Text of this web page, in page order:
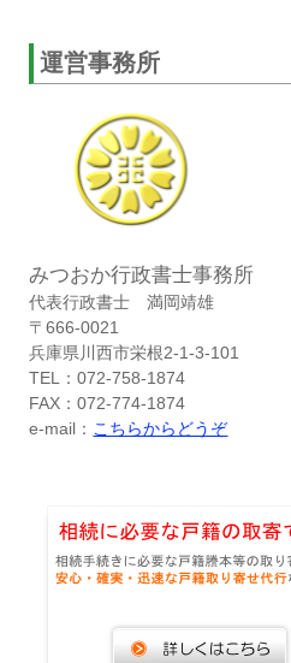
運営事務所
みつおか行政書士事務所
代表行政書士 満岡靖雄
〒666-0021
兵庫県川西市栄根2-1-3-101
TEL：072-758-1874
FAX：072-774-1874
e-mail： こちらからどうぞ